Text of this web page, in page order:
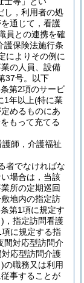
し，利用者の処
通じて，看護
員との連携を確
護保険法施行条
によりその例に
の人員、設備
37号。以下
第2項のサービ
1年以上(特に業
めるものにあ
もって充てる
師，介護福祉
者でなければな
場合は，当該
所の定期巡回
地内の指定訪
第1項に規定す
，指定訪問看護
に規定する指
間対応型訪問介
応型訪問介護
の職務又は利用
事することが